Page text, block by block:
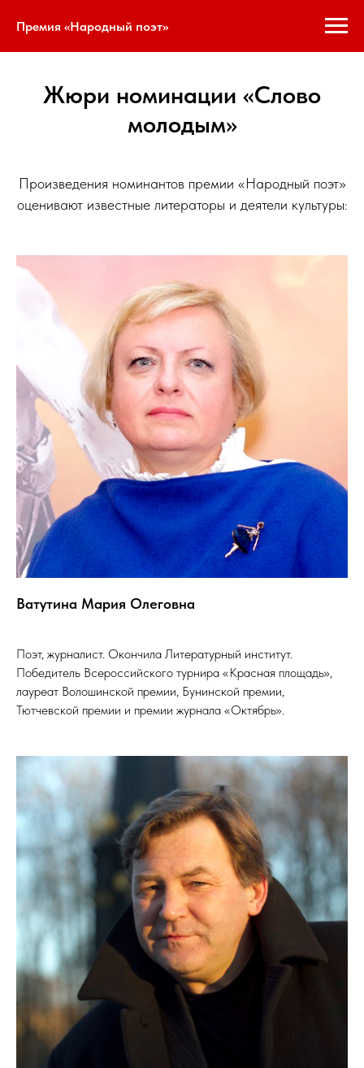
Премия «Народный поэт»
Жюри номинации «Слово
молодым»
Произведения номинантов премии «Народный поэт»
оценивают известные литераторы и деятели культуры:
Ватутина Мария Олеговна
Поэт, журналист. Окончила Литературный институт.
Победитель Всероссийского турнира «Красная площадь»,
лауреат Волошинской премии, Бунинской премии,
Тютчевской премии и премии журнала «Октябрь».